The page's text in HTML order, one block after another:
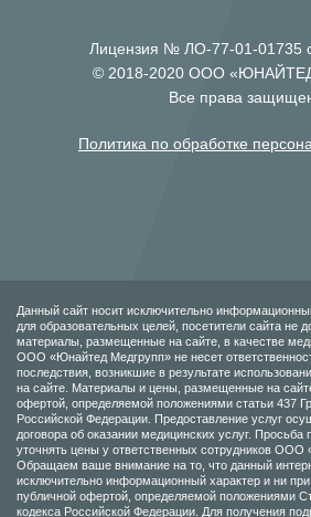
Лицензия № ЛО-77-01-01735
© 2018-2020 ООО
Все права
Политика по обработке
Данный сайт носит исключительно
для образовательных целей, посетители сайта не
материалы, размещенные на сайте, в качестве
ООО «Юнайтед Медгрупп» не несет
последствия, возникшие в результате
на сайте. Материалы и цены, размещенные на
офертой, определяемой положениями статьи 437
Российской Федерации. Предоставление услуг
договора об оказании медицинских услуг. Просьба
уточнять цены у ответственных сотрудников ООО
Обращаем ваше внимание на то, что данный
исключительно информационный характер и ни
публичной офертой, определяемой положениями
кодекса Российской Федерации. Для получения